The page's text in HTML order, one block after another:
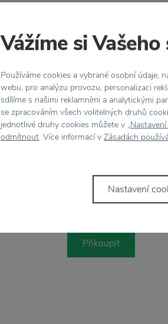
Stojí
OYOY
Bavlněný koberec Adventure
Přikoupit
Vážíme si
Používáme cookies a vybrané osobní údaje,
webu, pro analýzu provozu, personalizaci
sdílíme s našimi reklamními a analytickými
se zpracováním všech volitelných druhů
jednotlivé druhy cookies můžete v „
odmítnout. Více informací v Zásadách
Nastavení